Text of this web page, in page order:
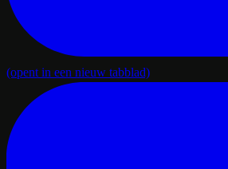
(opent in een nieuw tabblad)